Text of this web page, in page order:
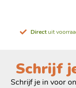
Directuit
Schrijf
Schrijf je in voor